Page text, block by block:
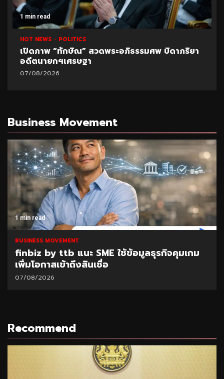
1 min read
HOT NEWS POLITICS
เปิดภาพ “ทักษิณ” สวดพระอภิธรรมศพ บิดาภริยา
อดีตนายกฯเศรษฐา
07/08/2026
Business Movement
1 min read
BUSINESS MOVEMENT
finbiz by ttb แนะ SME ใช้ข้อมูลธุรกิจคุมเกม
เพิ่มโอกาสเข้าถึงสินเชื่อ
07/08/2026
Recommend